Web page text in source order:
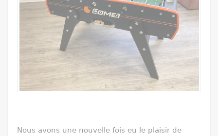
Nous avons une nouvelle fois eu le plaisir de